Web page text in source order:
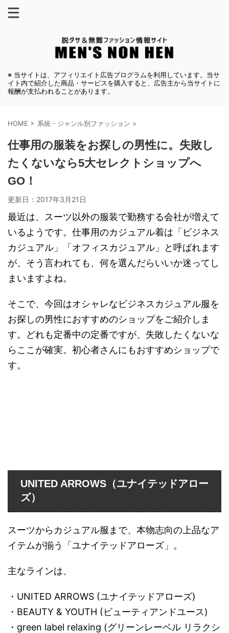
※ 当サイトは、アフィリエイト広告プログラムを利用しています。当サ
イト内で紹介した商品・サービスを購入すると、広告主から当サイトに
報酬が支払われることがあります。
HOME > 系統・ジャンル別ファッション >
仕事用の服装をお探しの男性に。失敗し
たくないなら5大セレクトショップへ
GO！
更新日： 2017年3月21日
最近は、スーツ以外の服装で勤務する会社が増えて
いるようです。仕事用のカジュアル着は「ビジネス
カジュアル」「オフィスカジュアル」と呼ばれます
が、そう言われても、何を選んだらいいか迷ってし
まいますよね。
そこで、今回はオシャレなビジネスカジュアル服を
お探しの男性におすすめのショップをご紹介しま
す。どれも定番中の定番ですが、失敗したくないな
らここが確実。初心者さんにもおすすめショップで
す。
UNITED ARROWS（ユナイテッドアロー
ズ）
スーツからカジュアル服まで、本物志向の上品なア
イテムが揃う「ユナイテッドアローズ」。
主なラインは、
・UNITED ARROWS (ユナイテッドアローズ)
・BEAUTY & YOUTH (ビューティアンドユース)
・green label relaxing (グリーンレーベル リラクシ